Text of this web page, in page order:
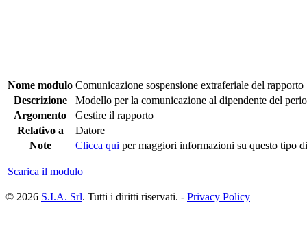
Nome modulo Comunicazione sospensione extraferiale del rapporto
Descrizione
Modello per la comunicazione al dipendente del
Argomento
Gestire il rapporto
Relativo a
Datore
Note
Clicca qui per maggiori informazioni su questo tipo
Scarica il modulo
© 2026 S.I.A. Srl. Tutti i diritti riservati. - Privacy Policy